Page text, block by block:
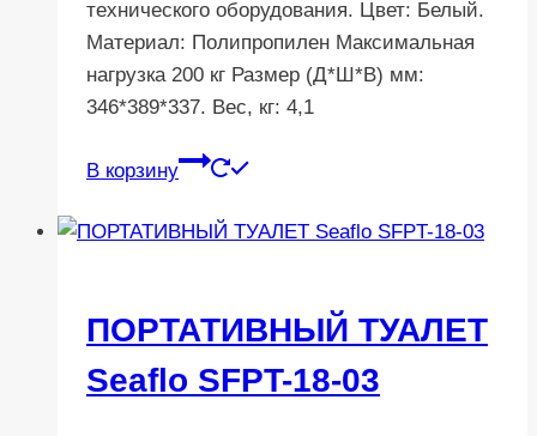
технического оборудования. Цвет: Белый.
Материал: Полипропилен Максимальная
нагрузка 200 кг Размер (Д*Ш*В) мм:
346*389*337. Вес, кг: 4,1
В корзину
ПОРТАТИВНЫЙ ТУАЛЕТ
Seaflo SFPT-18-03